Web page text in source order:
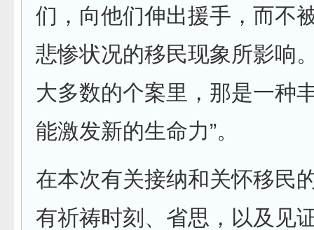
们，向他们伸出援手，而不
悲惨状况的移民现象所影响
大多数的个案里，那是一种
能激发新的生命力”。
在本次有关接纳和关怀移民
有祈祷时刻、省思，以及见